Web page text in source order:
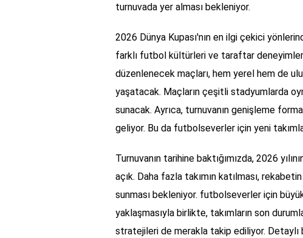
turnuvada yer alması bekleniyor.
2026 Dünya Kupası'nın en ilgi çekici
farklı futbol kültürleri ve taraftar
düzenlenecek maçları, hem yerel hem de
yaşatacak. Maçların çeşitli stadyumlarda
sunacak. Ayrıca, turnuvanın genişleme
geliyor. Bu da futbolseverler için yeni
Turnuvanın tarihine baktığımızda, 2026
açık. Daha fazla takımın katılması,
sunması bekleniyor. futbolseverler için
yaklaşmasıyla birlikte, takımların son
stratejileri de merakla takip ediliyor. Detaylı